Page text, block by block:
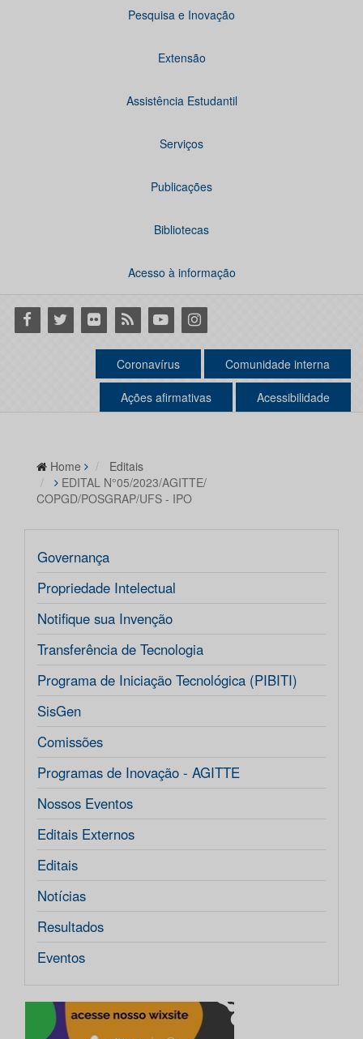
Pesquisa e Inovação
Extensão
Assistência Estudantil
Serviços
Publicações
Bibliotecas
Acesso à informação
Facebook
Twitter Flickr RSS YoutubeInstagram
Coronavírus Comunidade interna
Ações afirmativas Acessibilidade
Home
Editais
EDITAL N°05/2023/AGITTE/
COPGD/POSGRAP/UFS - IPO
Governança
Propriedade Intelectual
Notifique sua Invenção
Transferência de Tecnologia
Programa de Iniciação Tecnológica (PIBITI)
SisGen
Comissões
Programas de Inovação - AGITTE
Nossos Eventos
Editais Externos
Editais
Notícias
Resultados
Eventos